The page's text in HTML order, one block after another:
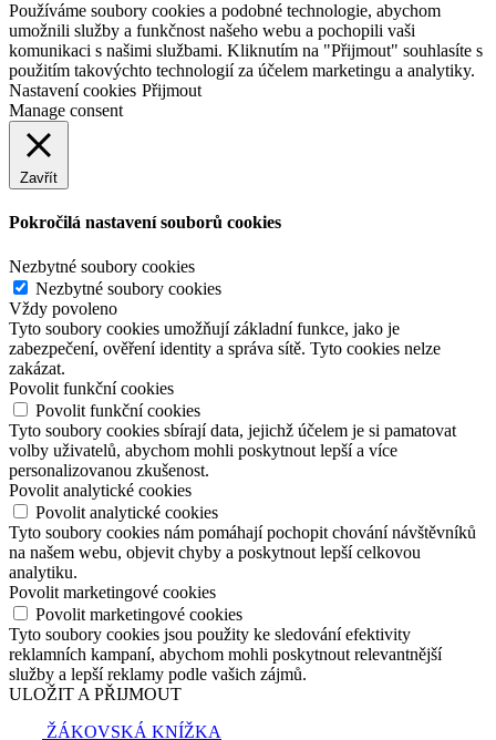
Používáme soubory cookies a podobné technologie, abychom
umožnili služby a funkčnost našeho webu a pochopili vaši
komunikaci s našimi službami. Kliknutím na "Přijmout" souhlasíte s
použitím takovýchto technologií za účelem marketingu a analytiky.
Nastavení cookies Přijmout
Manage consent
Zavřít
Pokročilá nastavení souborů cookies
Nezbytné soubory cookies
Nezbytné soubory cookies
Vždy povoleno
Tyto soubory cookies umožňují základní funkce, jako je
zabezpečení, ověření identity a správa sítě. Tyto cookies nelze
zakázat.
Povolit funkční cookies
Povolit funkční cookies
Tyto soubory cookies sbírají data, jejichž účelem je si pamatovat
volby uživatelů, abychom mohli poskytnout lepší a více
personalizovanou zkušenost.
Povolit analytické cookies
Povolit analytické cookies
Tyto soubory cookies nám pomáhají pochopit chování návštěvníků
na našem webu, objevit chyby a poskytnout lepší celkovou
analytiku.
Povolit marketingové cookies
Povolit marketingové cookies
Tyto soubory cookies jsou použity ke sledování efektivity
reklamních kampaní, abychom mohli poskytnout relevantnější
služby a lepší reklamy podle vašich zájmů.
ULOŽIT A PŘIJMOUT
ŽÁKOVSKÁ KNÍŽKA